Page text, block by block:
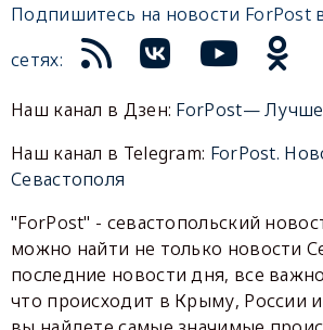
Подпишитесь на новости ForPost
сетях:
Наш канал в Дзен: ForPost—
Наш канал в Telegram: ForPost.
Севастополя
"ForPost" - севастопольский
можно найти не только новости
последние новости дня, все
что происходит в Крыму, России